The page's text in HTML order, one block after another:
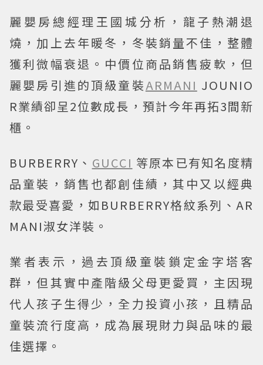
麗嬰房總經理王國城分析，龍子熱潮退
燒，加上去年暖冬，冬裝銷量不佳，整體
獲利微幅衰退。中價位商品銷售疲軟，但
麗嬰房引進的頂級童裝ARMANI JOUNIO
R業績卻呈2位數成長，預計今年再拓3間新
櫃。
BURBERRY、 GUCCI 等原本已有知名度精
品童裝，銷售也都創佳績，其中又以經典
款最受喜愛，如BURBERRY格紋系列、AR
MANI淑女洋裝。
業者表示，過去頂級童裝鎖定金字塔客
群，但其實中產階級父母更愛買，主因現
代人孩子生得少，全力投資小孩，且精品
童裝流行度高，成為展現財力與品味的最
佳選擇。